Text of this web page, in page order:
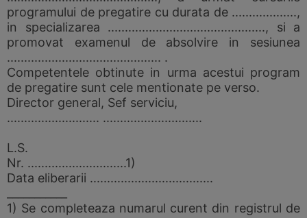
programului de pregatire cu durata de ...................,
in specializarea .............................................., si a
promovat examenul de absolvire in sesiunea
............................................. .
Competentele obtinute in urma acestui program
de pregatire sunt cele mentionate pe verso.
Director general, Sef serviciu,
........................... .............................
L.S.
Nr. .............................1)
Data eliberarii ....................................
1) Se completeaza numarul curent din registrul de